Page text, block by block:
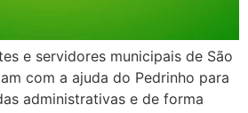
e servidores municipais de São
com a ajuda do Pedrinho para
administrativas e de forma